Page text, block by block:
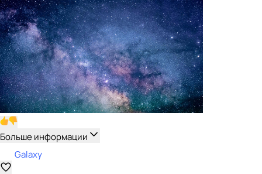
Больше информации
Galaxy